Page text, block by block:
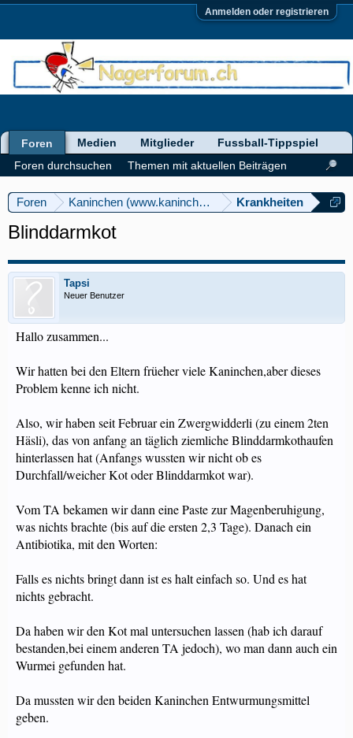
Anmelden oder registrieren
Foren Kaninchen (www.kaninchenforum.ch)Krankheiten
Blinddarmkot
Tapsi
Neuer Benutzer
Hallo zusammen...
Wir hatten bei den Eltern früeher viele Kaninchen,aber dieses
Problem kenne ich nicht.
Also, wir haben seit Februar ein Zwergwidderli (zu einem 2ten
Häsli), das von anfang an täglich ziemliche Blinddarmkothaufen
hinterlassen hat (Anfangs wussten wir nicht ob es
Durchfall/weicher Kot oder Blinddarmkot war).
Vom TA bekamen wir dann eine Paste zur Magenberuhigung,
was nichts brachte (bis auf die ersten 2,3 Tage). Danach ein
Antibiotika, mit den Worten:
Falls es nichts bringt dann ist es halt einfach so. Und es hat
nichts gebracht.
Da haben wir den Kot mal untersuchen lassen (hab ich darauf
bestanden,bei einem anderen TA jedoch), wo man dann auch ein
Wurmei gefunden hat.
Da mussten wir den beiden Kaninchen Entwurmungsmittel
geben.
Foren
Foren durchsuchen
Themen mit aktuellen Beiträgen
Medien Mitglieder Fussball-Tippspiel